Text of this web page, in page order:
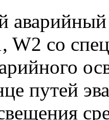
аварийный
W2 со
путей